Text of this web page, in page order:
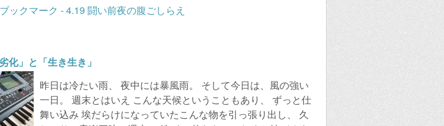
」と「生き生き」
昨日は冷たい雨、 夜中には暴風雨。 そして今日は、風の強い
一日。 週末とはいえ こんな天候ということもあり、 ずっと仕
舞い込み 埃だらけになっていたこんな物を引っ張り出し、 久